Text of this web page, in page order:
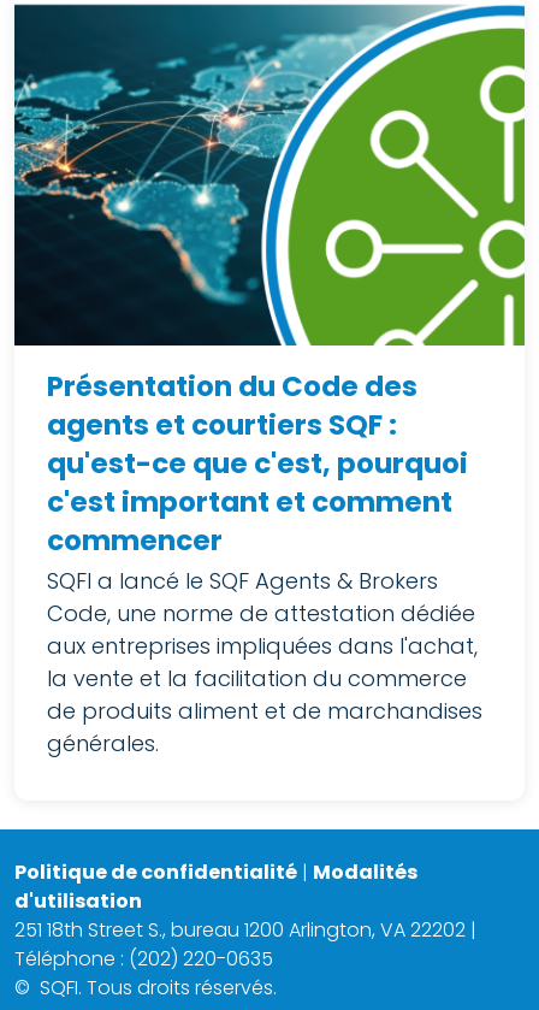
Présentation du Code des
agents et courtiers SQF :
qu'est-ce que c'est, pourquoi
c'est important et comment
commencer
SQFI a lancé le SQF Agents & Brokers
Code, une norme de attestation dédiée
aux entreprises impliquées dans l'achat,
la vente et la facilitation du commerce
de produits aliment et de marchandises
générales.
Politique de confidentialité | Modalités
d'utilisation
251 18th Street S., bureau 1200 Arlington, VA 22202 |
Téléphone : (202) 220-0635
© SQFI. Tous droits réservés.